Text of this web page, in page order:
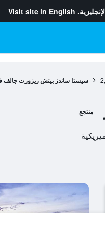
Visit site in English
سيستا ساندز بيتش ريزورت جالف
منتجع